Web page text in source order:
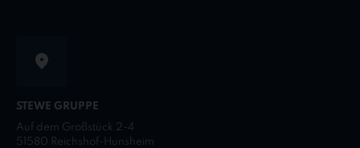
STEWE GRUPPE
Auf dem Großstück 2-4
51580 Reichshof-Hunsheim